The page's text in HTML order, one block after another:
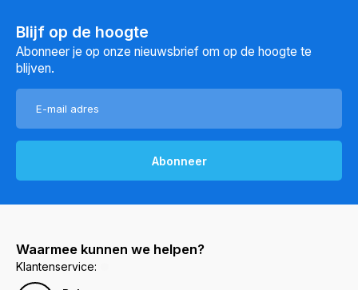
Blijf op de hoogte
Abonneer je op onze nieuwsbrief om op de hoogte te
blijven.
Abonneer
Waarmee kunnen we helpen?
Klantenservice: